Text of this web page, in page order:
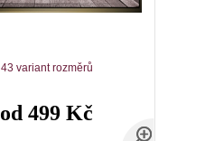
43 variant rozměrů
od 499 Kč